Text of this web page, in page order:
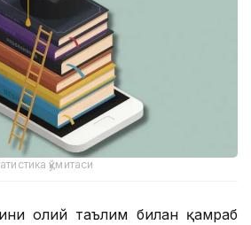
қўмитаси
олий таълим билан қамраб